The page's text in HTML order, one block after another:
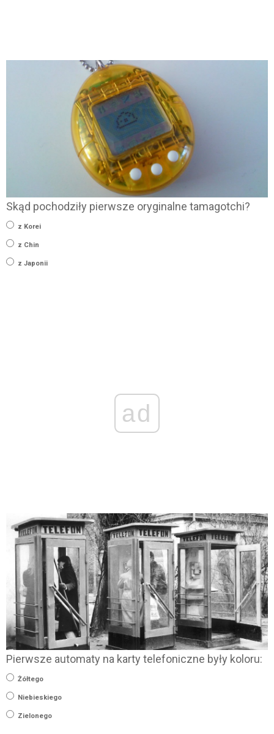
Skąd pochodziły pierwsze oryginalne tamagotchi?
z Korei
z Chin
z Japonii
ad
Pierwsze automaty na karty telefoniczne były koloru:
Żółtego
Niebieskiego
Zielonego